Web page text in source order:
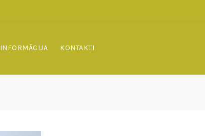
INFORMĀCIJA KONTAKTI